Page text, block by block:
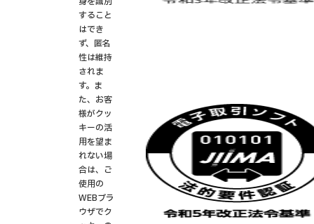
すること
はでき
ず、匿名
性は維持
されま
す。ま
た、お客
様がクッ
キーの活
用を望ま
れない場
合は、ご
使用の
WEBブラ
ウザでク